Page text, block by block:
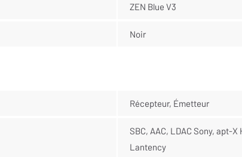
ZEN Blue V3
Noir
Récepteur, Émetteur
SBC, AAC, LDAC Sony, apt-
Lantency